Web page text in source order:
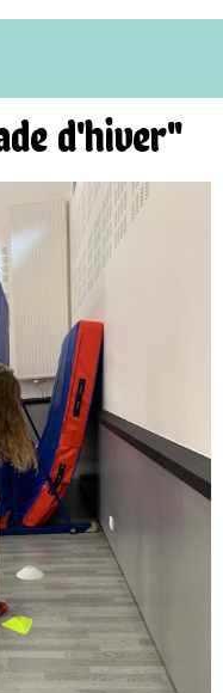
d'hiver"